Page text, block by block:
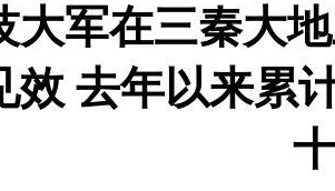
大军在三秦大
效 去年以来累